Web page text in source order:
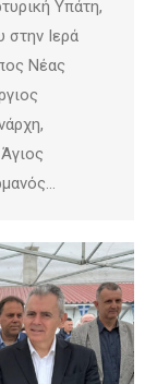
Υπάτη,
Ιερά
Νέας